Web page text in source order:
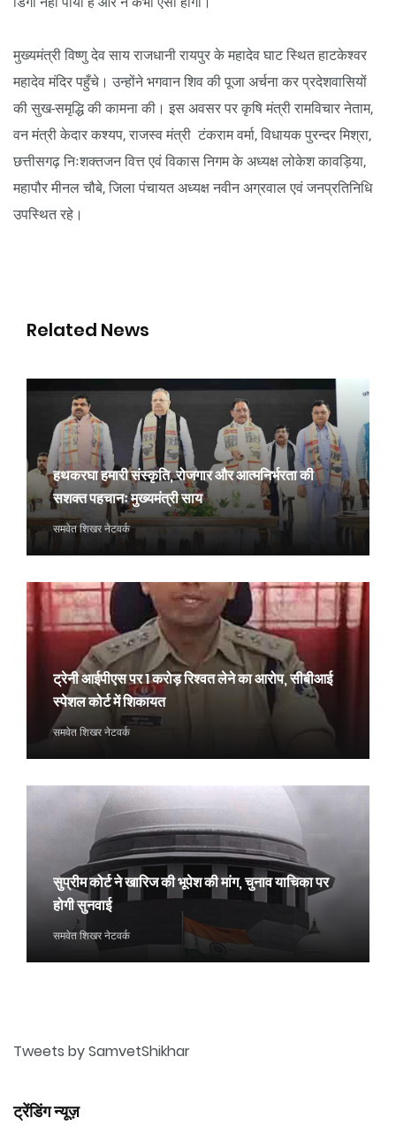
मुख्यमंत्री विष्णु देव साय राजधानी रायपुर के महादेव घाट स्थित हाटकेश्वर
महादेव मंदिर पहुँचे। उन्होंने भगवान शिव की पूजा अर्चना कर प्रदेशवासियों
की सुख-समृद्धि की कामना की। इस अवसर पर कृषि मंत्री रामविचार नेताम,
वन मंत्री केदार कश्यप, राजस्व मंत्री टंकराम वर्मा, विधायक पुरन्दर मिश्रा,
छत्तीसगढ़ निःशक्तजन वित्त एवं विकास निगम के अध्यक्ष लोकेश कावड़िया,
महापौर मीनल चौबे, जिला पंचायत अध्यक्ष नवीन अग्रवाल एवं जनप्रतिनिधि
उपस्थित रहे।
Related News
हथकरघा हमारी संस्कृति, रोजगार और आत्मनिर्भरता की
सशक्त पहचानः मुख्यमंत्री साय
समवेत शिखर नेटवर्क
ट्रेनी आईपीएस पर 1 करोड़ रिश्वत लेने का आरोप, सीबीआई
स्पेशल कोर्ट में शिकायत
समवेत शिखर नेटवर्क
सुप्रीम कोर्ट ने खारिज की भूपेश की मांग, चुनाव याचिका पर
होगी सुनवाई
समवेत शिखर नेटवर्क
Tweets by SamvetShikhar
ट्रेंडिंग न्यूज़